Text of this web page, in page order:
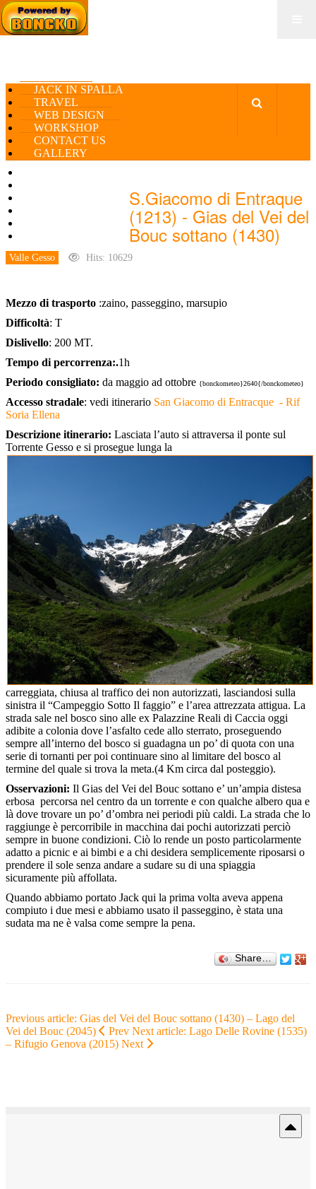
JACK IN SPALLA
TRAVEL
WEB DESIGN
WORKSHOP
CONTACT US
GALLERY
S.Giacomo di Entraque
(1213) - Gias del Vei del
Bouc sottano (1430)
Valle Gesso Hits: 10629
Mezzo di trasporto :zaino, passeggino, marsupio
Difficoltà: T
Dislivello: 200 MT.
Tempo di percorrenza:.1h
Periodo consigliato: da maggio ad ottobre {bonckometeo}2640{/bonckometeo}
Accesso stradale: vedi itinerario San Giacomo di Entracque - Rif
Soria Ellena
Descrizione itinerario: Lasciata l’auto si attraversa il ponte sul
Torrente Gesso e si prosegue lunga la
carreggiata, chiusa al traffico dei non autorizzati, lasciandosi sulla
sinistra il “Campeggio Sotto Il faggio” e l’area attrezzata attigua. La
strada sale nel bosco sino alle ex Palazzine Reali di Caccia oggi
adibite a colonia dove l’asfalto cede allo sterrato, proseguendo
sempre all’interno del bosco si guadagna un po’ di quota con una
serie di tornanti per poi continuare sino al limitare del bosco al
termine del quale si trova la meta.(4 Km circa dal posteggio).
Osservazioni: Il Gias del Vei del Bouc sottano e’ un’ampia distesa
erbosa percorsa nel centro da un torrente e con qualche albero qua e
là dove trovare un po’ d’ombra nei periodi più caldi. La strada che lo
raggiunge è percorribile in macchina dai pochi autorizzati perciò
sempre in buone condizioni. Ciò lo rende un posto particolarmente
adatto a picnic e ai bimbi e a chi desidera semplicemente riposarsi o
prendere il sole senza andare a sudare su di una spiaggia
sicuramente più affollata.
Quando abbiamo portato Jack qui la prima volta aveva appena
compiuto i due mesi e abbiamo usato il passeggino, è stata una
sudata ma ne è valsa come sempre la pena.
Share…
Previous article: Gias del Vei del Bouc sottano (1430) – Lago del
Vei del Bouc (2045)
Prev Next article: Lago Delle Rovine (1535)
– Rifugio Genova (2015) Next